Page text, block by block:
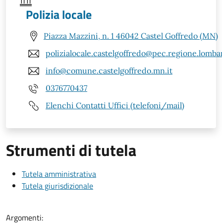
Polizia locale
Piazza Mazzini, n. 1 46042 Castel Goffredo (MN)
info@comune.castelgoffredo.mn.it
0376770437
Elenchi Contatti Uffici (telefoni/mail)
Strumenti di tutela
Tutela amministrativa
Tutela giurisdizionale
Argomenti: